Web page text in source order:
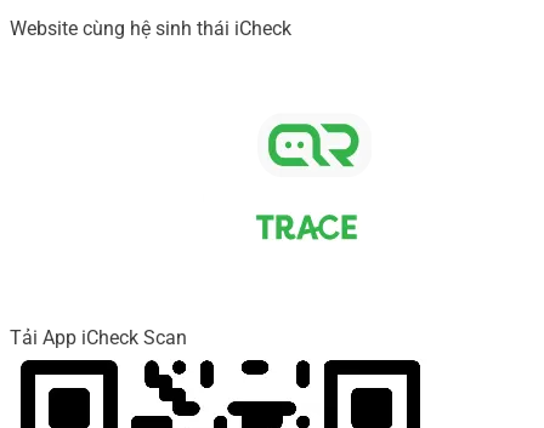
Website cùng hệ sinh thái iCheck
Tải App iCheck Scan